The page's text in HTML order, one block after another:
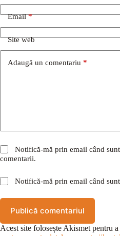
Email*
Site web
Adaugă un comentariu *
Notifică-mă prin email când
comentarii.
Notifică-mă prin email când
Publică comentariul
Acest site folosește Akismet pentru